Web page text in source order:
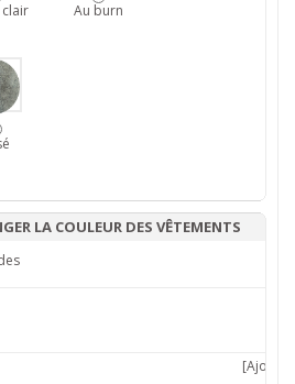
Au burn
LA COULEUR DES VÊTEMENTS